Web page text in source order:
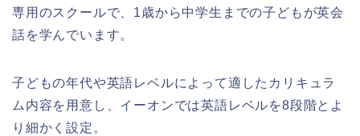
専用のスクールで、1歳から中学生までの子どもが英会
話を学んでいます。
子どもの年代や英語レベルによって適したカリキュラ
ム内容を用意し、イーオンでは英語レベルを8段階とよ
り細かく設定。